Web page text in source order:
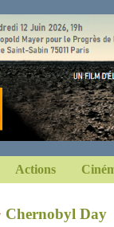
Actions
Chernobyl Day